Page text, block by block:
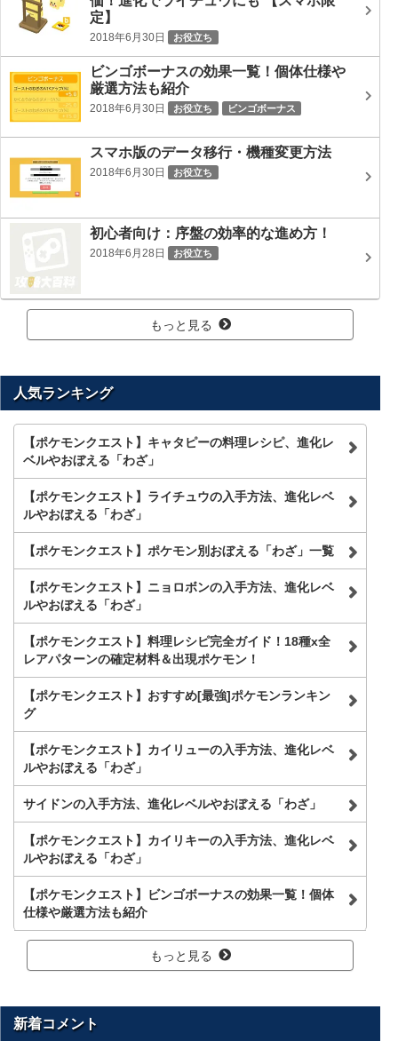
定】
2018年6月30日 お役立ち
ビンゴボーナスの効果一覧！個体仕様や
厳選方法も紹介
2018年6月30日 お役立ち ビンゴボーナス
スマホ版のデータ移行・機種変更方法
2018年6月30日 お役立ち
初心者向け：序盤の効率的な進め方！
2018年6月28日 お役立ち
もっと見る
人気ランキング
【ポケモンクエスト】キャタピーの料理レシピ、進化レ
ベルやおぼえる「わざ」
【ポケモンクエスト】ライチュウの入手方法、進化レベ
ルやおぼえる「わざ」
【ポケモンクエスト】ポケモン別おぼえる「わざ」一覧
【ポケモンクエスト】ニョロボンの入手方法、進化レベ
ルやおぼえる「わざ」
【ポケモンクエスト】料理レシピ完全ガイド！18種x全
レアパターンの確定材料＆出現ポケモン！
【ポケモンクエスト】おすすめ[最強]ポケモンランキン
グ
【ポケモンクエスト】カイリューの入手方法、進化レベ
ルやおぼえる「わざ」
サイドンの入手方法、進化レベルやおぼえる「わざ」
【ポケモンクエスト】カイリキーの入手方法、進化レベ
ルやおぼえる「わざ」
【ポケモンクエスト】ビンゴボーナスの効果一覧！個体
仕様や厳選方法も紹介
もっと見る
新着コメント